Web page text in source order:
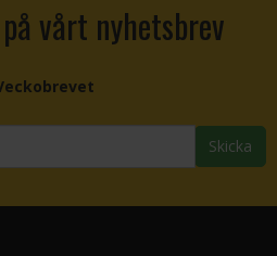
vårt nyhetsbrev
Skicka